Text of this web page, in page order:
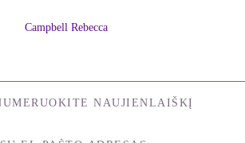
Campbell Rebecca
NAUJIENLAIŠKĮ